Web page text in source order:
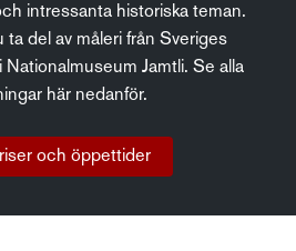
intressanta historiska teman.
ta del av måleri från Sveriges
Jamtli. Se alla
här nedanför.
och öppettider